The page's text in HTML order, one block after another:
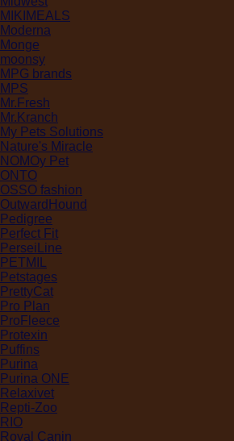
MIKIMEALS
Moderna
Monge
moonsy
MPG brands
MPS
Mr.Fresh
Mr.Kranch
My Pets Solutions
Nature's Miracle
NOMOy Pet
ONTO
OSSO fashion
OutwardHound
Pedigree
Perfect Fit
PerseiLine
PETMIL
Petstages
PrettyCat
Pro Plan
ProFleece
Protexin
Puffins
Purina
Purina ONE
Relaxivet
Repti-Zoo
RIO
Royal Canin